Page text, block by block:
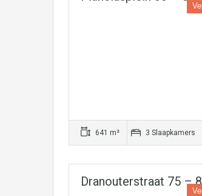
641 m² 3 Slaapkamers
Dranouterstraat 75 –